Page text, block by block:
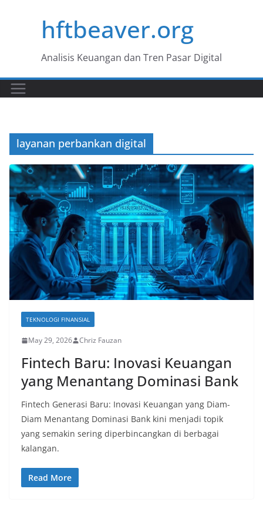
hftbeaver.org
Analisis Keuangan dan Tren Pasar Digital
layanan perbankan digital
TEKNOLOGI FINANSIAL
May 29, 2026 Chriz Fauzan
Fintech Baru: Inovasi Keuangan
yang Menantang Dominasi Bank
Fintech Generasi Baru: Inovasi Keuangan yang Diam-
Diam Menantang Dominasi Bank kini menjadi topik
yang semakin sering diperbincangkan di berbagai
kalangan.
Read More